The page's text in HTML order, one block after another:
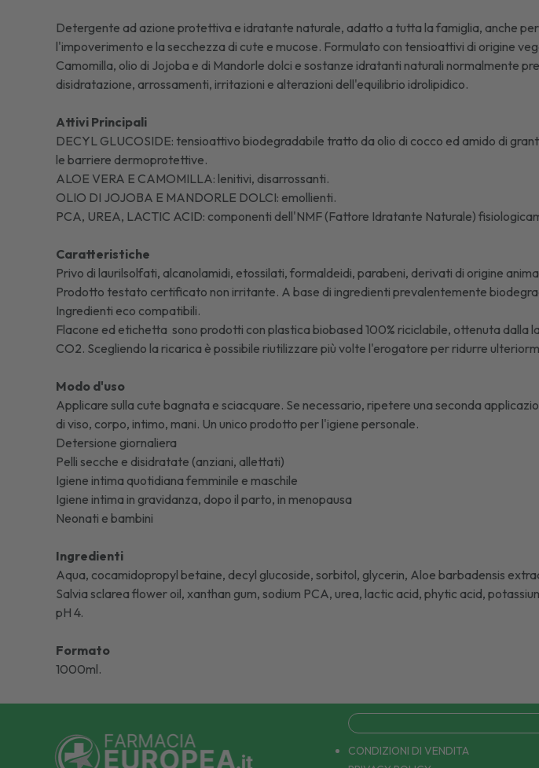
Detergente ad azione protettiva e idratante naturale, adatto a tutta la famiglia, anche
l'impoverimento e la secchezza di cute e mucose. Formulato con tensioattivi di origine
Camomilla, olio di Jojoba e di Mandorle dolci e sostanze idratanti naturali normalmente
disidratazione, arrossamenti, irritazioni e alterazioni dell'equilibrio idrolipidico.
Attivi Principali
DECYL GLUCOSIDE: tensioattivo biodegradabile tratto da olio di cocco ed amido di
le barriere dermoprotettive.
ALOE VERA E CAMOMILLA: lenitivi, disarrossanti.
OLIO DI JOJOBA E MANDORLE DOLCI: emollienti.
PCA, UREA, LACTIC ACID: componenti dell'NMF (Fattore Idratante Naturale)
Caratteristiche
Privo di laurilsolfati, alcanolamidi, etossilati, formaldeidi, parabeni, derivati di origine
Prodotto testato certificato non irritante. A base di ingredienti prevalentemente
Ingredienti eco compatibili.
Flacone ed etichetta sono prodotti con plastica biobased 100% riciclabile, ottenuta dalla
CO2. Scegliendo la ricarica è possibile riutilizzare più volte l'erogatore per ridurre
Modo d'uso
Applicare sulla cute bagnata e sciacquare. Se necessario, ripetere una seconda
di viso, corpo, intimo, mani. Un unico prodotto per l'igiene personale.
Detersione giornaliera
Pelli secche e disidratate (anziani, allettati)
Igiene intima quotidiana femminile e maschile
Igiene intima in gravidanza, dopo il parto, in menopausa
Neonati e bambini
Ingredienti
Aqua, cocamidopropyl betaine, decyl glucoside, sorbitol, glycerin, Aloe barbadensis
Salvia sclarea flower oil, xanthan gum, sodium PCA, urea, lactic acid, phytic acid,
pH 4.
Formato
1000ml.
CONDIZIONI DI VENDITA